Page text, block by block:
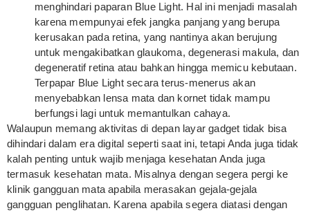
menghindari paparan Blue Light. Hal ini menjadi masalah
karena mempunyai efek jangka panjang yang berupa
kerusakan pada retina, yang nantinya akan berujung
untuk mengakibatkan glaukoma, degenerasi makula, dan
degeneratif retina atau bahkan hingga memicu kebutaan.
Terpapar Blue Light secara terus-menerus akan
menyebabkan lensa mata dan kornet tidak mampu
berfungsi lagi untuk memantulkan cahaya.
Walaupun memang aktivitas di depan layar gadget tidak bisa
dihindari dalam era digital seperti saat ini, tetapi Anda juga tidak
kalah penting untuk wajib menjaga kesehatan Anda juga
termasuk kesehatan mata. Misalnya dengan segera pergi ke
klinik gangguan mata apabila merasakan gejala-gejala
gangguan penglihatan. Karena apabila segera diatasi dengan